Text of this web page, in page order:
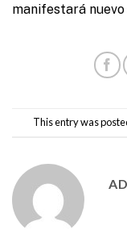
manifestará nuevo
This entry was